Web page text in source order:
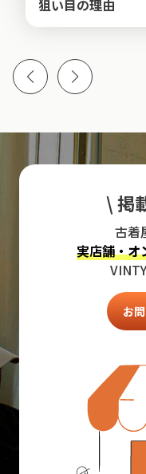
狙い目の理由
\ 掲
古着
実店舗・オ
お